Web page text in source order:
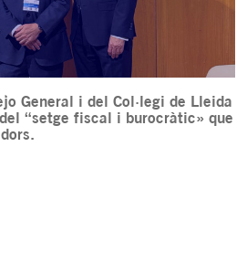
General i del Col·legi de Lleida
“setge fiscal i burocràtic» que